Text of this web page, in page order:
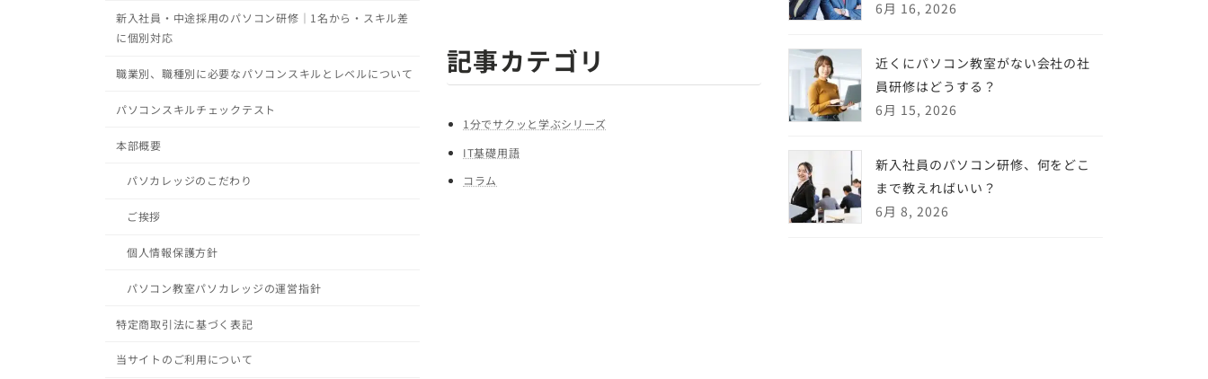
新入社員・中途採用のパソコン研修｜1名から・スキル差
に個別対応
職業別、職種別に必要なパソコンスキルとレベルについて
パソコンスキルチェックテスト
本部概要
パソカレッジのこだわり
ご挨拶
個人情報保護方針
パソコン教室パソカレッジの運営指針
特定商取引法に基づく表記
当サイトのご利用について
記事カテゴリ
1分でサクッと学ぶシリーズ
IT基礎用語
コラム
6月 16, 2026
近くにパソコン教室がない会社の社
員研修はどうする？
6月 15, 2026
新入社員のパソコン研修、何をどこ
まで教えればいい？
6月 8, 2026